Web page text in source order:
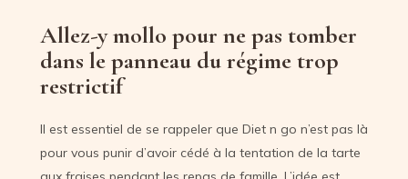
Allez-y mollo pour ne pas tomber
dans le panneau du régime trop
restrictif
Il est essentiel de se rappeler que Diet n go n’est pas là
pour vous punir d’avoir cédé à la tentation de la tarte